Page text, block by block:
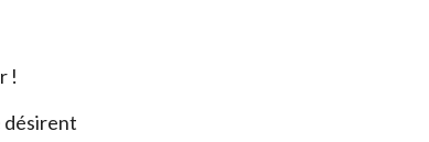
!
désirent